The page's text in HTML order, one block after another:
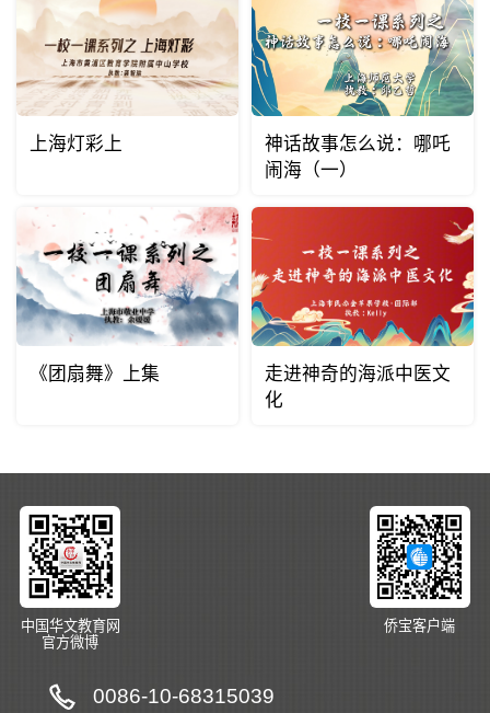
上海灯彩上
神话故事怎么说：哪吒
闹海（一）
《团扇舞》上集
走进神奇的海派中医文
化
中国华文教育网
官方微博
侨宝客户端
0086-10-68315039